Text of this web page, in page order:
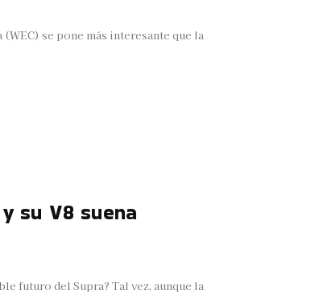
se pone más interesante que la
su V8 suena
futuro del Supra? Tal vez, aunque la